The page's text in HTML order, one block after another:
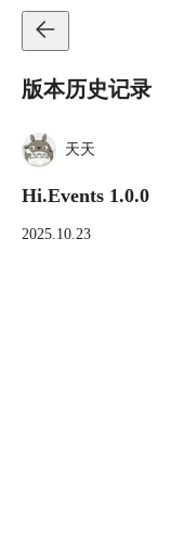
版本历史记录
天天
Hi.Events 1.0.0
2025.10.23